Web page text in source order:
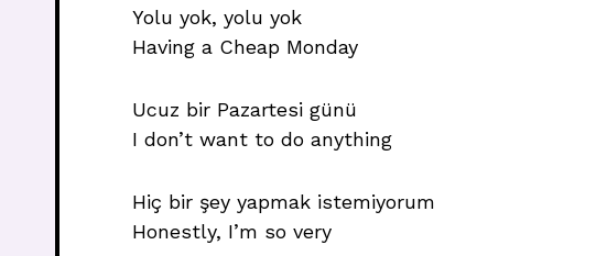
Yolu yok, yolu yok
Having a Cheap Monday
Ucuz bir Pazartesi günü
I don’t want to do anything
Hiç bir şey yapmak istemiyorum
Honestly, I’m so very